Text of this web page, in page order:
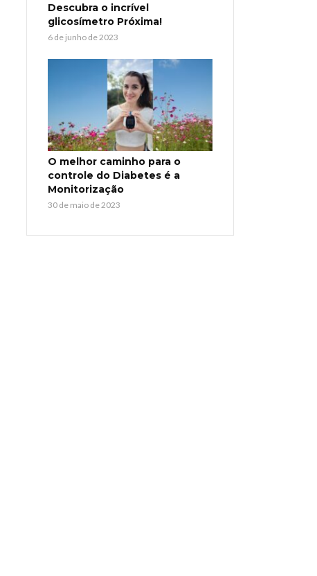
Descubra o incrível
glicosímetro Próxima!
6 de junho de 2023
O melhor caminho para o
controle do Diabetes é a
Monitorização
30 de maio de 2023